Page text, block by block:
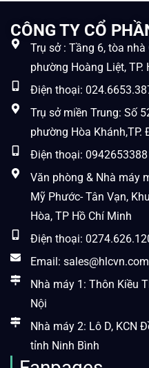
CÔNG TY CỔ
Trụ sở : Tầng 6, tòa
phường Hoàng Liệt, TP.
Điện thoại:
Trụ sở miền Trung: Số
phường Hòa Khánh,TP.
Điện thoại: 0942653388
Văn phòng & Nhà máy
Mỹ Phước- Tân Vạn,
Hòa, TP Hồ Chí Minh
Điện thoại:
Email: sales@hlcvn.com
Nhà máy 1: Thôn Kiều
Nội
Nhà máy 2: Lô D, KCN
tỉnh Ninh Bình